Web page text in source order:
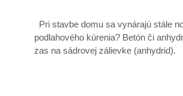
Pri stavbe domu sa vynárajú stále
podlahového kúrenia? Betón či
zas na sádrovej zálievke (anhydrid).